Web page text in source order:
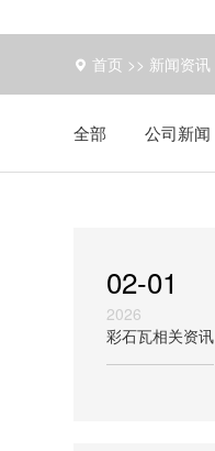
首页 >> 新闻资讯
全部 公司新闻
02-01
2026
彩石瓦相关资讯